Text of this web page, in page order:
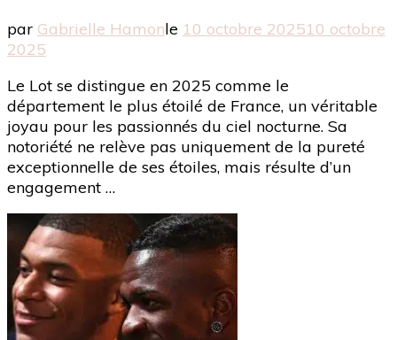
par Gabrielle Hamonle 10 octobre 202510 octobre
2025
Le Lot se distingue en 2025 comme le
département le plus étoilé de France, un véritable
joyau pour les passionnés du ciel nocturne. Sa
notoriété ne relève pas uniquement de la pureté
exceptionnelle de ses étoiles, mais résulte d’un
engagement …